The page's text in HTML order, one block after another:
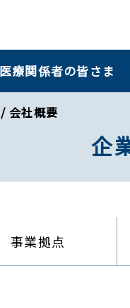
医療関係者の皆さま
会社概要
企
事業拠点